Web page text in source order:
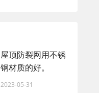
屋顶防裂网用不锈
钢材质的好。
2023-05-31